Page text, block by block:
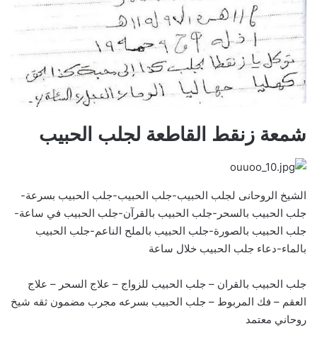
شمعة زنقط القاطعة لجلب الحبيب
الشيخ الروحانى لجلب الحبيب-جلب الحبيب-جلب الحبيب بسرعة-
جلب الحبيب بالسحر-جلب الحبيب بالقرآن-جلب الحبيب في ساعة-
جلب الحبيب بالصورة-جلب الحبيب بالملح الناعم-جلب الحبيب
بالماء-دعاء جلب الحبيب خلال ساعة
جلب الحبيب بالقران – جلب الحبيب للزواج – علاج السحر – علاج
العقم – فك المربوط – جلب الحبيب بسرعه مجرب مضمون ثقه شيخ
روحاني معتمد